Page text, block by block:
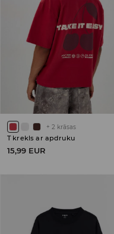
+ 2 krāsas
T krekls ar apdruku
15,99 EUR